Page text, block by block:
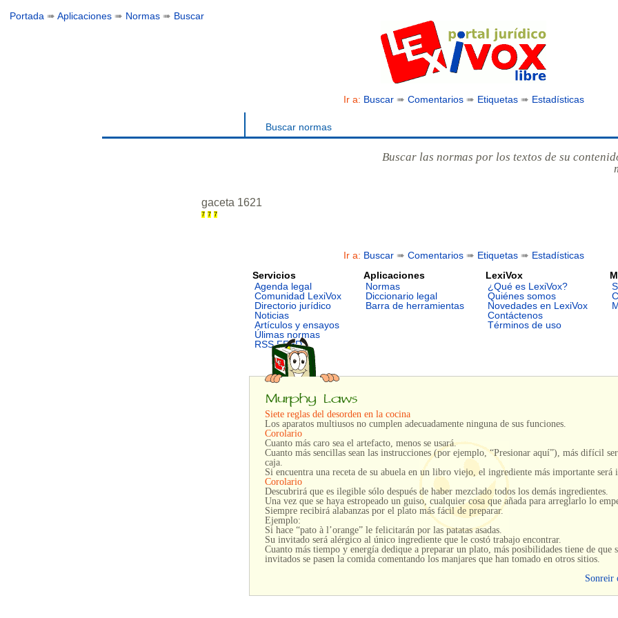
Portada ➠Aplicaciones ➠ Normas ➠ Buscar
Ir a: Buscar➠ Comentarios➠ Etiquetas➠ Estadísticas
Buscar normas
Buscar las normas por los textos de su
gaceta 1621
7 7 7
Ir a: Buscar➠ Comentarios➠ Etiquetas➠ Estadísticas
Servicios
Agenda legal
Comunidad LexiVox
Directorio jurídico
Noticias
Artículos y ensayos
Úlimas normas
RSS FEED
Aplicaciones
Normas
Diccionario legal
Barra de herramientas
LexiVox
¿Qué es LexiVox?
Quiénes somos
Novedades en LexiVox
Contáctenos
Términos de uso
Siete reglas del desorden en la cocina
Los aparatos multiusos no cumplen adecuadamente ninguna de sus funciones.
Corolario
Cuanto más caro sea el artefacto, menos se usará.
Cuanto más sencillas sean las instrucciones (por ejemplo, “Presionar aquí”), más difícil
caja.
Si encuentra una receta de su abuela en un libro viejo, el ingrediente más importante será
Corolario
Descubrirá que es ilegible sólo después de haber mezclado todos los demás ingredientes.
Una vez que se haya estropeado un guiso, cualquier cosa que añada para arreglarlo lo
Siempre recibirá alabanzas por el plato más fácil de preparar.
Ejemplo:
Si hace “pato à l’orange” le felicitarán por las patatas asadas.
Su invitado será alérgico al único ingrediente que le costó trabajo encontrar.
Cuanto más tiempo y energía dedique a preparar un plato, más posibilidades tiene de que
invitados se pasen la comida comentando los manjares que han tomado en otros sitios.
Sonreir